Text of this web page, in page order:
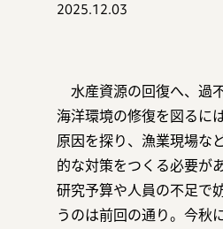
お知らせ
2025.12.03
水産資源の回復へ、過
海洋環境の修復を図るに
原因を探り、漁業現場な
的な対策をつくる必要が
研究予算や人員の不足で
うのは前回の通り。今秋